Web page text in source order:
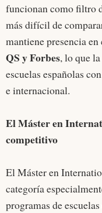
funcionan como filtro
más difícil de
mantiene presencia
QS y Forbes, lo que
escuelas españolas
e internacional.
El Máster en
competitivo
El Máster en
categoría
programas de